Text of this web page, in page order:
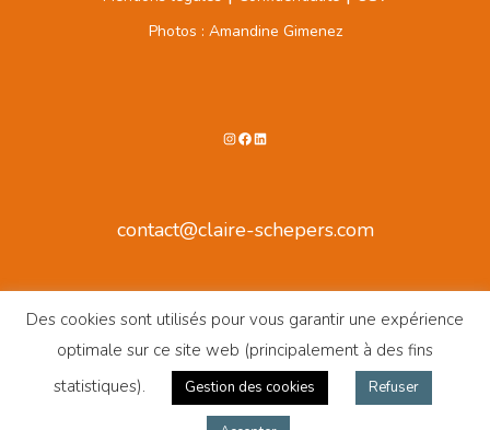
Photos : Amandine Gimenez
Instagram
Facebook
LinkedIn
contact@claire-schepers.com
Des cookies sont utilisés pour vous garantir une expérience
optimale sur ce site web (principalement à des fins
statistiques).
Gestion des cookies Refuser